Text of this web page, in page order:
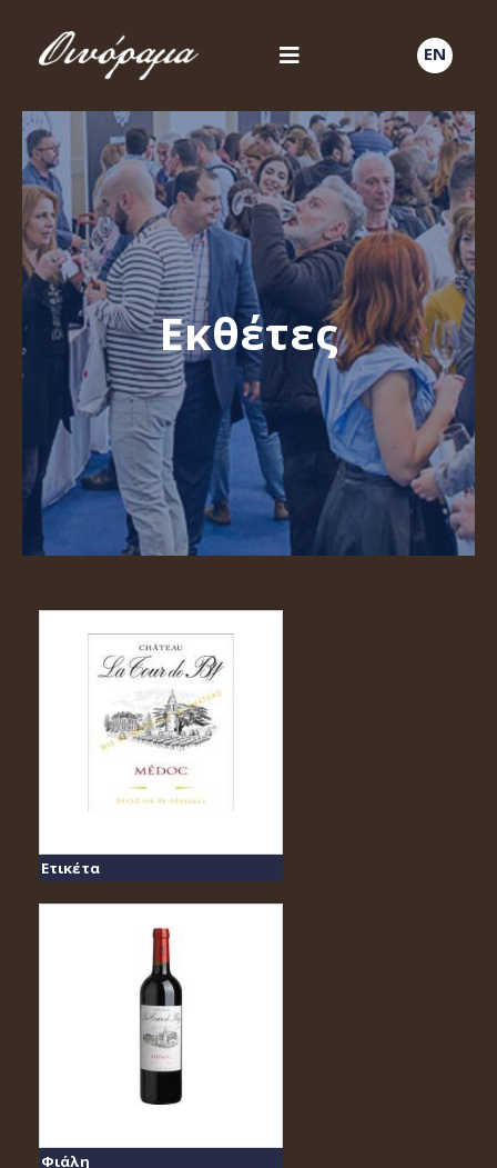
EN
Εκθέτες
Ετικέτα
Φιάλη